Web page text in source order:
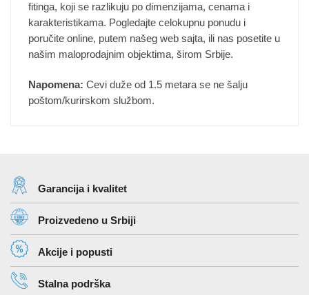
fitinga, koji se razlikuju po dimenzijama, cenama i
karakteristikama. Pogledajte celokupnu ponudu i
poručite online, putem našeg web sajta, ili nas posetite u
našim maloprodajnim objektima, širom Srbije.
Napomena: Cevi duže od 1.5 metara se ne šalju
poštom/kurirskom službom.
Garancija i kvalitet
Proizvedeno u Srbiji
Akcije i popusti
Stalna podrška